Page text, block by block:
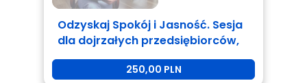
Odzyskaj Spokój i Jasność. Sesja
dla dojrzałych przedsiębiorców,
którzy są zmęczeni i potrzebują
250,00 PLN